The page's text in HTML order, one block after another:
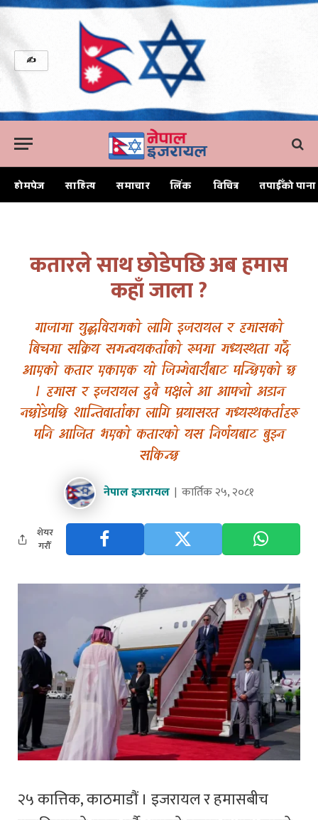
✍
होमपेज साहित्य समाचार लिंक विचित्र तपाईँको पाना
कतारले साथ छोडेपछि अब हमास
कहाँ जाला ?
गाजामा युद्धविरामको लागि इजरायल र हमासको
बिचमा सक्रिय समन्वयकर्ताको रुपमा मध्यस्थता गर्दै
आएको कतार एकाएक यो जिम्मेवारीबाट पन्छिएको छ
। हमास र इजरायल दुवै पक्षले आ आफ्नो अडान
नछोडेपछि शान्तिवार्ताका लागि प्रयासरत मध्यस्थकर्ताहरु
पनि आजित भएको कतारको यस निर्णयबाट बुझ्न
सकिन्छ
नेपाल इजरायल कार्तिक २५, २०८१
शेयर
गरौँ
२५ कात्तिक, काठमाडौं । इजरायल र हमासबीच